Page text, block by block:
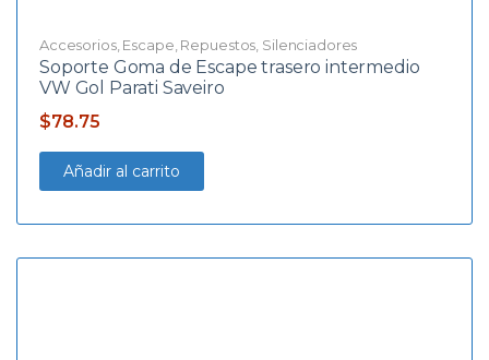
Accesorios, Escape Repuestos Silenciadores
Soporte Goma de Escape trasero intermedio
VW Gol Parati Saveiro
$78.75
Añadir al carrito